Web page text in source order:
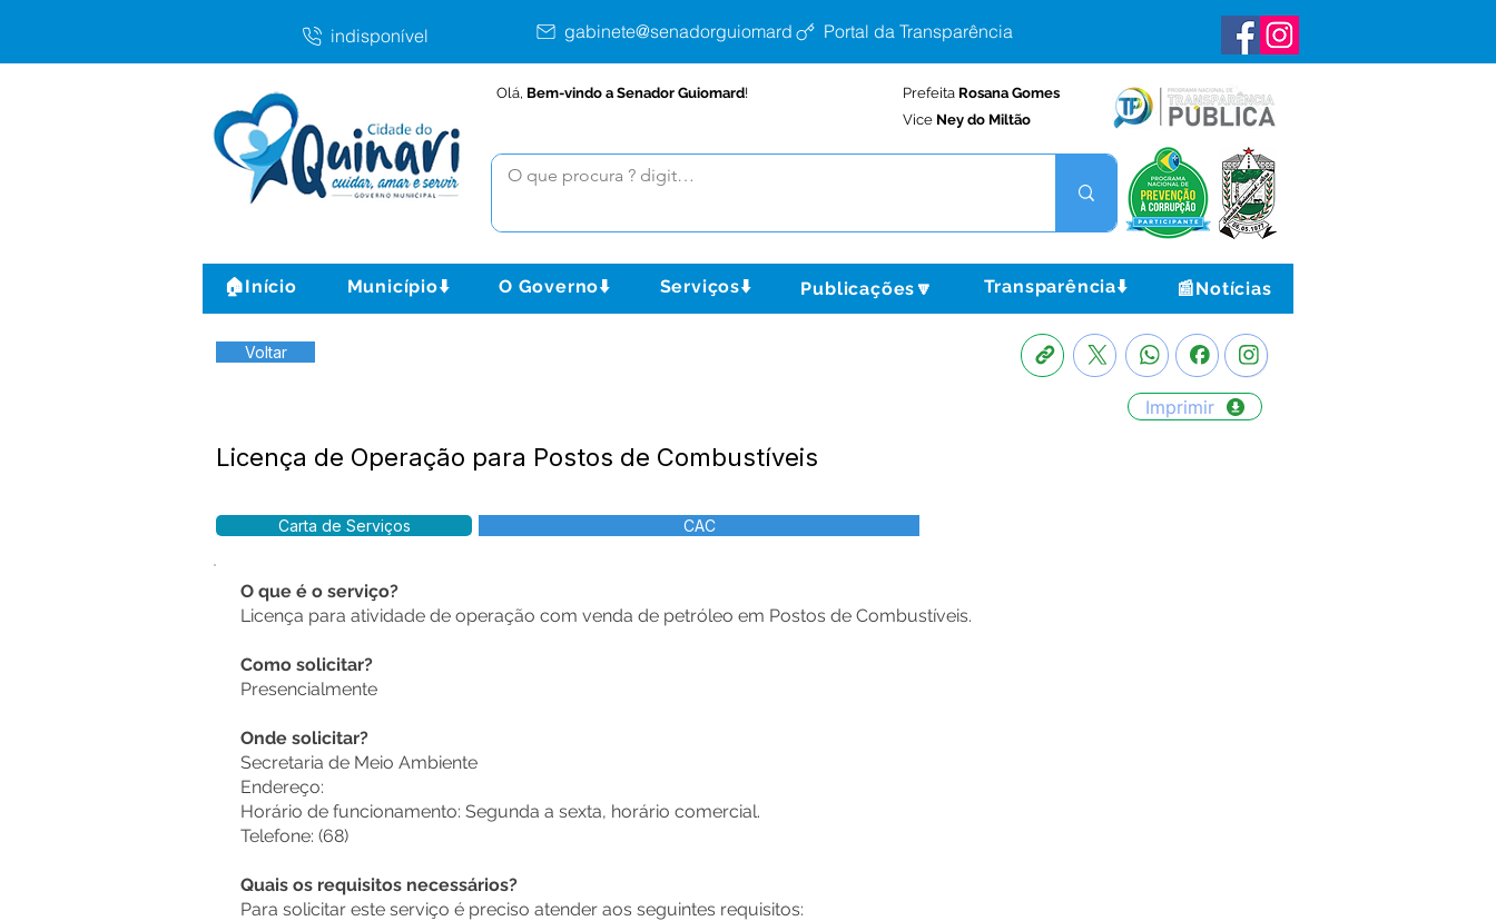
indisponível gabinete@senadorguiomard.ac.gov.brPortal da Transparência
Olá, Bem-vindo a Senador Guiomard! Prefeita Rosana Gomes
Vice Ney do Miltão
🏠Início Município⬇️ O Governo⬇️ Serviços⬇️ Publicações🔽 Transparência⬇️ 📰Notícias
Voltar
Imprimir
Licença de Operação para Postos de Combustíveis
Carta de Serviços CAC
O que é o serviço?
Licença para atividade de operação com venda de petróleo em Postos de Combustíveis.
Como solicitar?
Presencialmente
Onde solicitar?
Secretaria de Meio Ambiente
Endereço:
Horário de funcionamento: Segunda a sexta, horário comercial.
Telefone: (68)
Quais os requisitos necessários?
Para solicitar este serviço é preciso atender aos seguintes requisitos: